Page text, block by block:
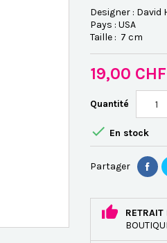
Designer : David
Pays : USA
Taille : 7 cm
19,00 CHF
Quantité
 En stock
Partager